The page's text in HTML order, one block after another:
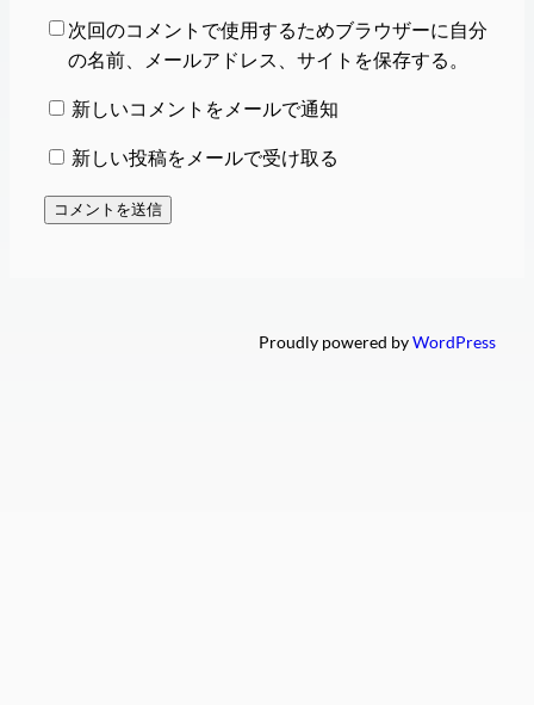
次回のコメントで使用するためブラウザーに自分
の名前、メールアドレス、サイトを保存する。
新しいコメントをメールで通知
新しい投稿をメールで受け取る
Proudly powered byWordPress